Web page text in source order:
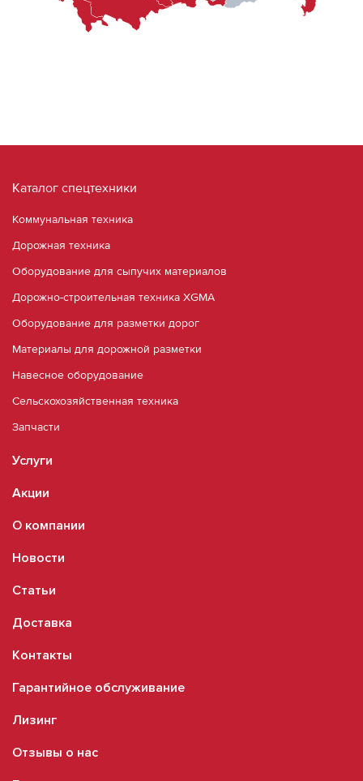
Каталог спецтехники
Коммунальная техника
Дорожная техника
Оборудование для сыпучих материалов
Дорожно-строительная техника XGMA
Оборудование для разметки дорог
Материалы для дорожной разметки
Навесное оборудование
Сельскохозяйственная техника
Запчасти
Услуги
Акции
О компании
Новости
Статьи
Доставка
Контакты
Гарантийное обслуживание
Лизинг
Отзывы о нас